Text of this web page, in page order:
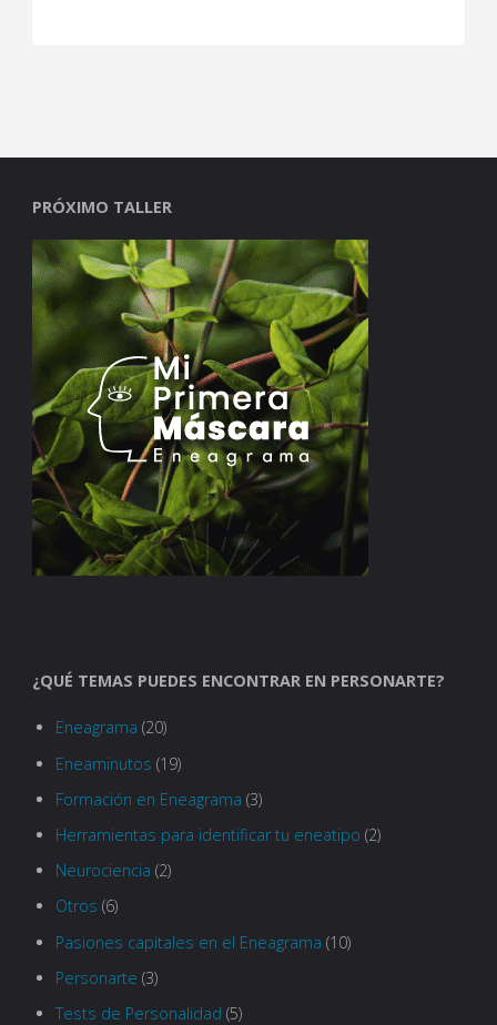
PRÓXIMO TALLER
¿QUÉ TEMAS PUEDES ENCONTRAR EN PERSONARTE?
Eneagrama (20)
Eneaminutos (19)
Formación en Eneagrama (3)
Herramientas para identificar tu eneatipo (2)
Neurociencia (2)
Otros (6)
Pasiones capitales en el Eneagrama (10)
Personarte (3)
Tests de Personalidad (5)